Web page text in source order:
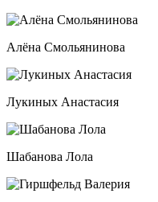
Алёна Смольянинова
Лукиных Анастасия
Шабанова Лола